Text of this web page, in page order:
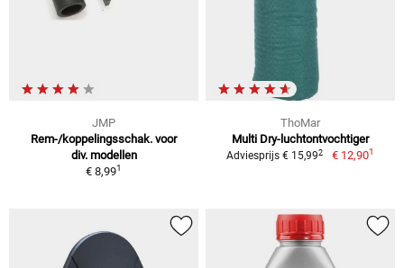
JMP
Rem-/koppelingsschak. voor
div. modellen
€ 8,991
ThoMar
Multi Dry-luchtontvochtiger
Adviesprijs € 15,992 € 12,901